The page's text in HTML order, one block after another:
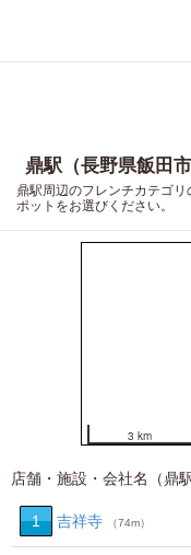
鼎駅（長野県飯田
鼎駅周辺のフレンチカテゴ
ポットをお選びください。
3 km
店舗・施設・会社名（鼎
1 吉祥寺 （74m）